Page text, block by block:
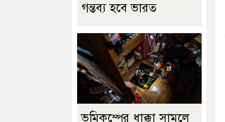
গন্তব্য হবে ভারত
ভূমিকম্পের ধাক্কা সামলে